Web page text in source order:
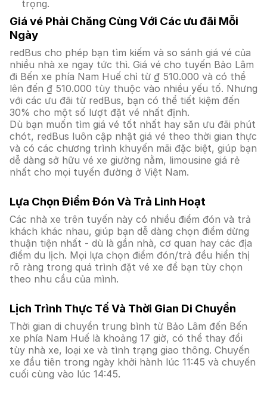
trọng.
Giá vé Phải Chăng Cùng Với Các ưu đãi Mỗi
Ngày
redBus cho phép bạn tìm kiếm và so sánh giá vé của
nhiều nhà xe ngay tức thì. Giá vé cho tuyến Bảo Lâm
đi Bến xe phía Nam Huế chỉ từ ₫ 510.000 và có thể
lên đến ₫ 510.000 tùy thuộc vào nhiều yếu tố. Nhưng
với các ưu đãi từ redBus, bạn có thể tiết kiệm đến
30% cho một số lượt đặt vé nhất định.
Dù bạn muốn tìm giá vé tốt nhất hay săn ưu đãi phút
chót, redBus luôn cập nhật giá vé theo thời gian thực
và có các chương trình khuyến mãi đặc biệt, giúp bạn
dễ dàng sở hữu vé xe giường nằm, limousine giá rẻ
nhất cho mọi tuyến đường ở Việt Nam.
Lựa Chọn Điểm Đón Và Trả Linh Hoạt
Các nhà xe trên tuyến này có nhiều điểm đón và trả
khách khác nhau, giúp bạn dễ dàng chọn điểm dừng
thuận tiện nhất - dù là gần nhà, cơ quan hay các địa
điểm du lịch. Mọi lựa chọn điểm đón/trả đều hiển thị
rõ ràng trong quá trình đặt vé xe để bạn tùy chọn
theo nhu cầu của mình.
Lịch Trình Thực Tế Và Thời Gian Di Chuyển
Thời gian di chuyển trung bình từ Bảo Lâm đến Bến
xe phía Nam Huế là khoảng 17 giờ, có thể thay đổi
tùy nhà xe, loại xe và tình trạng giao thông. Chuyến
xe đầu tiên trong ngày khởi hành lúc 11:45 và chuyến
cuối cùng vào lúc 14:45.